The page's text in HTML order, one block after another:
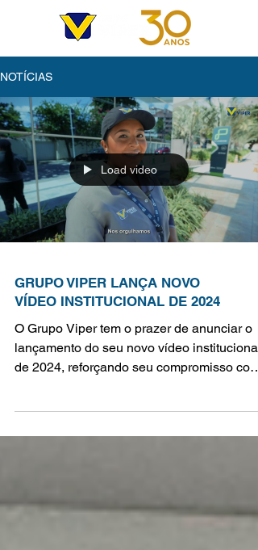
NOTÍCIAS
Load video
GRUPO VIPER LANÇA NOVO
VÍDEO INSTITUCIONAL DE 2024
O Grupo Viper tem o prazer de anunciar o
lançamento do seu novo vídeo institucional
de 2024, reforçando seu compromisso com